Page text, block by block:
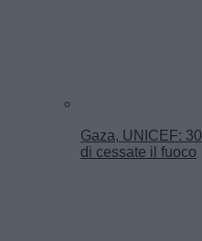
Gaza, UNICEF:
di cessate il fuoco